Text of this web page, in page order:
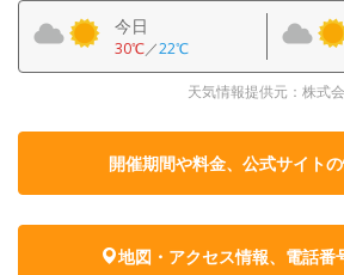
今日
30℃／22℃
天気情報提供元：株式
開催期間や料金、公式サイトの
地図・アクセス情報、電話番